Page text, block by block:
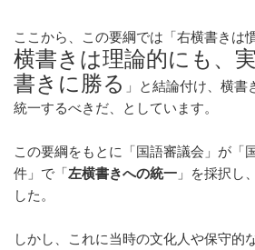
ここから、この要綱では「右横書きは
横書きは理論的にも、
書きに勝る 」と結論付け、横書
統一するべきだ、としています。
この要綱をもとに「国語審議会」が「
件」で「左横書きへの統一 」を採択し
した。
しかし、これに当時の文化人や保守的